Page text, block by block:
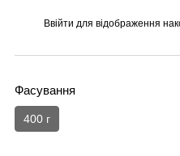
Ввійти для відображення
Фасування
400 г